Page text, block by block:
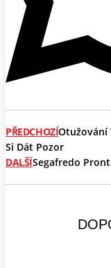
PŘEDCHOZÍOtužování
Si Dát Pozor
DALŠÍSegafredo